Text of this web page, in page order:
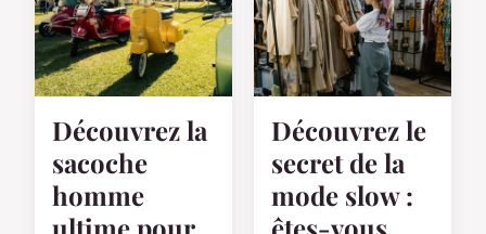
Découvrez la
sacoche
homme
Découvrez le
secret de la
mode slow :